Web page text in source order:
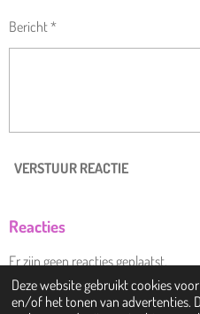
Deze website gebruikt cookies
en/of het tonen van advertenties.
Bericht *
VERSTUUR REACTIE
Reacties
Er zijn geen reacties geplaatst.